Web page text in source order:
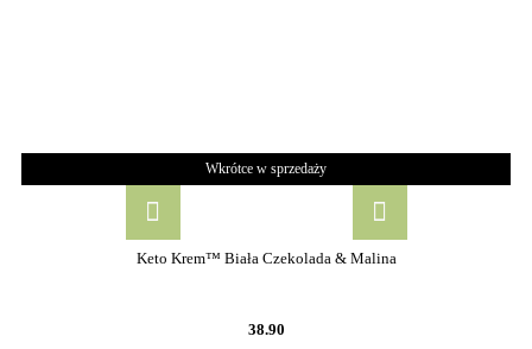
Wkrótce w sprzedaży
Keto Krem™ Biała Czekolada & Malina
38.90